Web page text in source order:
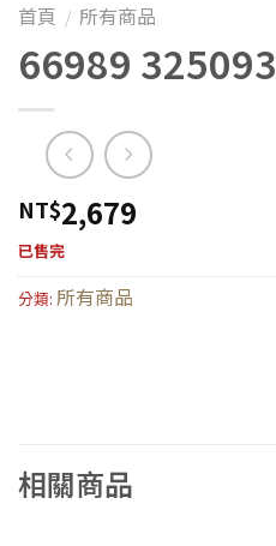
首頁 / 所有商品
66989 325093
NT$2,679
已售完
分類: 所有商品
相關商品